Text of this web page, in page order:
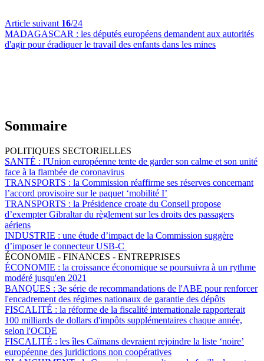
Article suivant 16/24
MADAGASCAR : les députés européens demandent aux autorités
d'agir pour éradiquer le travail des enfants dans les mines
Sommaire
POLITIQUES SECTORIELLES
SANTÉ : l'Union européenne tente de garder son calme et son unité
face à la flambée de coronavirus
TRANSPORTS : la Commission réaffirme ses réserves concernant
l’accord provisoire sur le paquet ‘mobilité I’
TRANSPORTS : la Présidence croate du Conseil propose
d’exempter Gibraltar du règlement sur les droits des passagers
aériens
INDUSTRIE : une étude d’impact de la Commission suggère
d’imposer le connecteur USB-C
ÉCONOMIE - FINANCES - ENTREPRISES
ÉCONOMIE : la croissance économique se poursuivra à un rythme
modéré jusqu'en 2021
BANQUES : 3e série de recommandations de l'ABE pour renforcer
l'encadrement des régimes nationaux de garantie des dépôts
FISCALITÉ : la réforme de la fiscalité internationale rapporterait
100 milliards de dollars d'impôts supplémentaires chaque année,
selon l'OCDE
FISCALITÉ : les îles Caïmans devraient rejoindre la liste ‘noire’
européenne des juridictions non coopératives